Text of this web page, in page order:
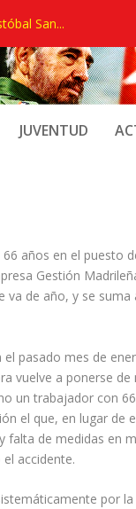
San...
JUVENTUD
EN
años en el puesto
Gestión
de año, y se suma
pasado mes de
vuelve a ponerse
un trabajador con
el que, en lugar de
falta de medidas en
accidente.
por